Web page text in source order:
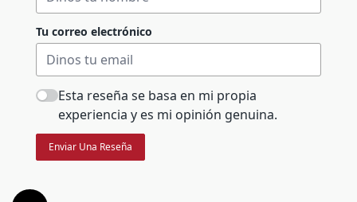
Tu correo electrónico
Esta reseña se basa en mi propia
experiencia y es mi opinión genuina.
Enviar Una Reseña